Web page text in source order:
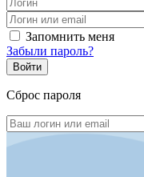
Запомнить меня
Забыли пароль?
Сброс пароля